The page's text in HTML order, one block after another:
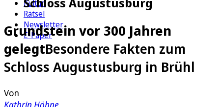
Kultur
Rätsel
Newsletter
E-Paper
Grundstein vor 300 Jahren
gelegtBesondere Fakten zum
Schloss Augustusburg in Brühl
Von
Kathrin Höhne